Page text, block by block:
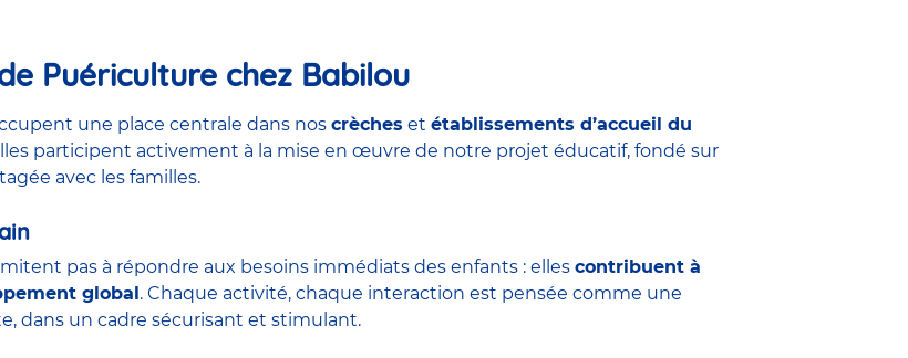
Puériculture chez Babilou
une place centrale dans nos crèches et établissements d’accueil du
participent activement à la mise en œuvre de notre projet éducatif, fondé sur
avec les familles.
pas à répondre aux besoins immédiats des enfants : elles contribuent à
global. Chaque activité, chaque interaction est pensée comme une
dans un cadre sécurisant et stimulant.